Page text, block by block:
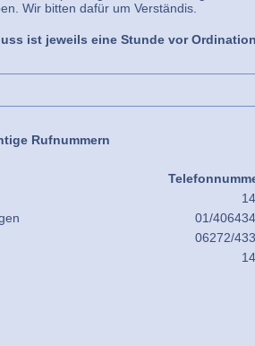
Wir bitten dafür um Verständis.
ist jeweils eine Stunde vor
Rufnummern
01/
06272/